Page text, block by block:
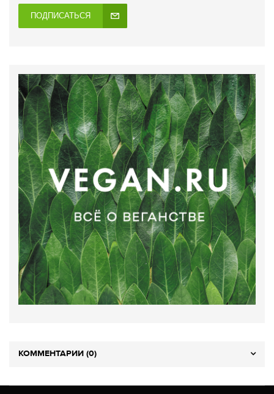
ПОДПИСАТЬСЯ
КОММЕНТАРИИ (0)